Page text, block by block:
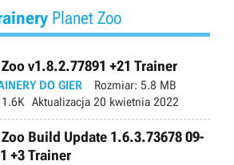
Planet Zoo
v1.8.2.77891 +21 Trainer
DO GIER Rozmiar: 5.8 MB
1.6K Aktualizacja 20 kwietnia 2022
Build Update 1.6.3.73678 09-
+3 Trainer